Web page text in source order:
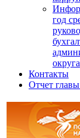
год
округа
Контакты
Отчет